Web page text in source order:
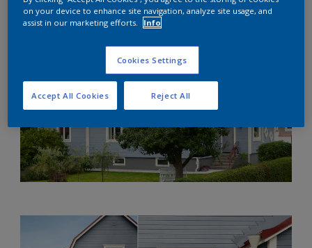
Mountain Snow.
on your device to enhance site navigation, analyze site usage, and
assist in our marketing efforts.
Info
Cookies Settings
Reject All
Accept All Cookies